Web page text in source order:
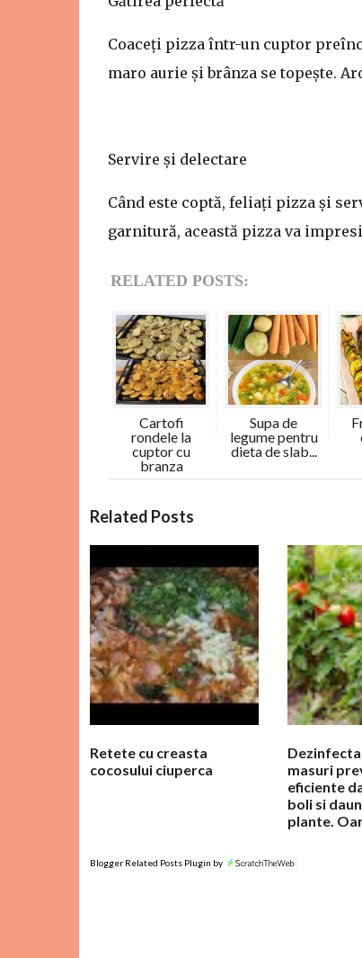
Coaceți pizza într-un cuptor
maro aurie și brânza se topește.
Servire și delectare
Când este coptă, feliați pizza și
garnitură, această pizza va
RELATED POSTS:
Cartofi
rondele la
cuptor cu
branza
Supa de
legume pentru
dieta de slab...
Related Posts
Retete cu creasta
cocosului ciuperca
masuri
eficiente
boli si
plante.
Blogger Related Posts Plugin by
C
e
n
t
a
r
i